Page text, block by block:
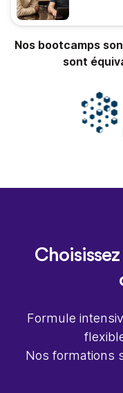
Nos bootcamps
sont
Formule
Nos formations